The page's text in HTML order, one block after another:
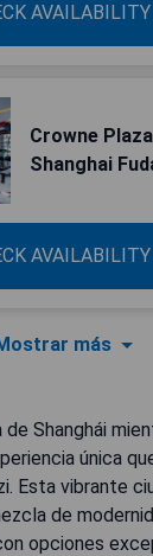
AVAILABILITY
Crowne Plaza
Shanghai
AVAILABILITY
más
de Shanghái
única
Esta vibrante
de
opciones